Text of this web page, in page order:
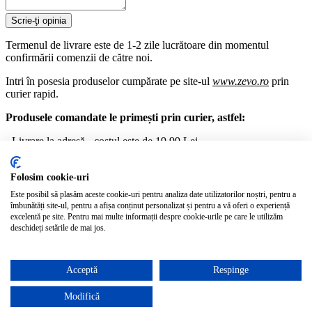
Scrie-ţi opinia
Termenul de livrare este de 1-2 zile lucrătoare din momentul
confirmării comenzii de către noi.
Intri în posesia produselor cumpărate pe site-ul www.zevo.ro prin
curier rapid.
Produsele comandate le primești prin curier, astfel:
- Livrare la adresă - costul este de 19.99 Lei.
- Livrare la EasyBox - costul este de 19.99 Lei.
Gratis - pentru comenzi cu o valoare mai mare de 299.90 de Lei.
Pentru detalii complete privind livrarea și plata vă rugăm să accesați
paginaInformații livrare
Poți returna produsele cumpărate de pe site-ul zevo.ro în termen de
14 zile de la data primirii lor. Poți schimba produsele în termen de 14
de zile de la data comandării lor.
Folosim cookie-uri
Este posibil să plasăm aceste cookie-uri pentru analiza date utilizatorilor noștri, pentru a
îmbunătăți site-ul, pentru a afișa conținut personalizat și pentru a vă oferi o experiență
excelentă pe site. Pentru mai multe informații despre cookie-urile pe care le utilizăm
deschideți setările de mai jos.
Acceptă Respinge
Modifică